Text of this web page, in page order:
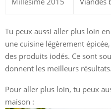
Tu peux aussi aller plus loin
une cuisine légèrement
des produits iodés. Ce sont
donnent les meilleurs résultats.
Pour aller plus loin, tu peux
maison :